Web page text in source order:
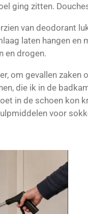
ging zitten.
van deodorant
laten hangen
en drogen.
om gevallen zaken
die ik in de
in de schoen kon
voor